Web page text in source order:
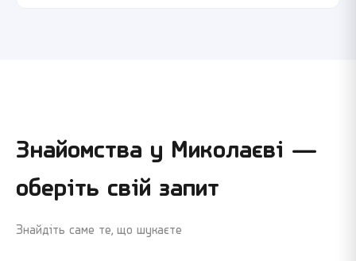
Знайомства у Миколаєві —
оберіть свій запит
Знайдіть саме те, що шукаєте